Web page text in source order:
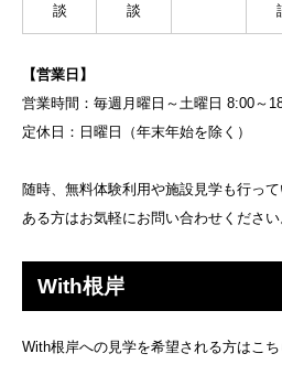
談
談
【営業日】
営業時間：毎週月曜日～土曜日 8:00～
定休日：日曜日（年末年始を除く）
随時、無料体験利用や施設見学も行っ
ある方はお気軽にお問い合わせください
With根岸
With根岸への見学を希望される方はこち